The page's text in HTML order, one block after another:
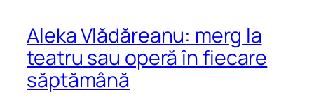
Aleka Vlădăreanu: merg la
teatru sau operă în fiecare
săptămână